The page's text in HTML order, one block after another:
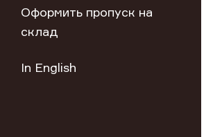
Оформить пропуск на
склад
In English